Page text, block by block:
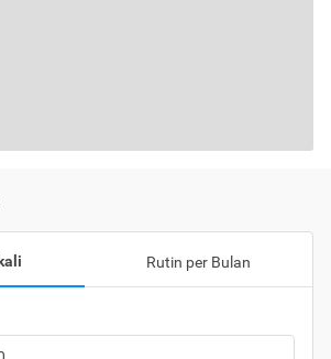
Rutin per Bulan